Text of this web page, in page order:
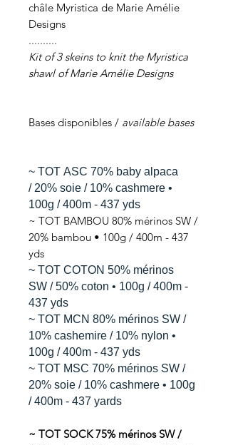
châle Myristica de Marie Amélie
Designs
..........
Kit of 3 skeins to knit the Myristica
shawl of Marie Amélie Designs
Bases disponibles / available bases
~ TOT ASC 70% baby alpaca
/ 20% soie / 10% cashmere •
100g / 400m - 437 yds
~ TOT BAMBOU 80% mérinos SW /
20% bambou • 100g / 400m - 437
yds
~ TOT COTON 50% mérinos
SW / 50% coton • 100g / 400m -
437 yds
~ TOT MCN 80% mérinos SW /
10% cashemire / 10% nylon •
100g / 400m - 437 yds
~ TOT MSC 70% mérinos SW /
20% soie / 10% cashmere • 100g
/ 400m - 437 yards
~ TOT SOCK 75% mérinos SW /